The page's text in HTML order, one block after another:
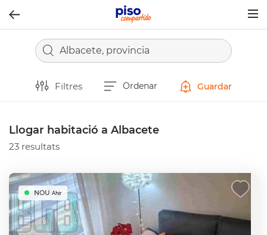
Albacete, provincia
Filtres Ordenar Guardar
Llogar habitació a Albacete
23 resultats
NOU Ahir